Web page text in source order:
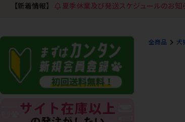
【新着情報】 夏季休業及び発送スケジュールのお知
全商品 犬